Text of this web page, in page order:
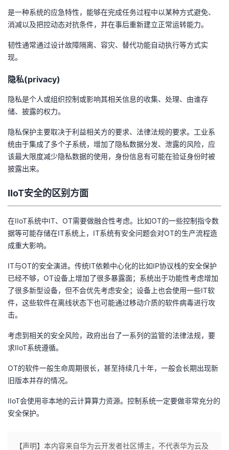
是一种系统的应急特性，能够在完成任务过程中以某种方式避免、
消减以及把控动态对抗条件，并在事后重新建立正常运转能力。
韧性通常通过设计故障隔离、容灾、替代功能自动执行等方式实
现。
隐私(privacy)
隐私是个人或组织控制或影响其相关信息的收集、处理、由谁存
储、披露的权力。
隐私保护主要取决于利益相关方的要求、法律法规的要求。工业系
统由于集成了多个子系统，增加了隐私数据分发、泄露的风险，应
该最大限度减少隐私数据的使用，身份信息有可能在验证身份时被
披露出来。
IIoT安全的区别方面
在IIoT系统中IT、OT需要做融合性考虑。比如OT的一些控制指令数
据等可能存储在IT系统上，IT系统有安全问题会对OT的生产流程造
成重大影响。
IT与OT的安全演进。传统IT依赖中心化的比如IP协议栈的安全保护
已经不够，OT设备上增加了很多暴露面；系统出于功能性考虑增加
了很多新型设备，但不会优先考虑安全；设备上也会使用一些IT软
件，这些软件在离线状态下也可能通过移动介质的软件病毒进行攻
击。
考虑到相关的安全风险，政府出台了一系列的监管的法律法规，要
求IIoT系统遵循。
OT的软件一般生命周期很长，甚至持续几十年，一般会长期出现新
旧版本并存的情况。
IIoT会使用非本地的云计算算力资源。控制系统一定要做非常充分的
安全保护。
【声明】本内容来自华为云开发者社区博主，不代表华为云及